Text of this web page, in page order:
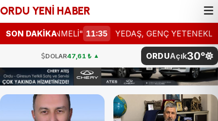
ORDU YENİ HABER
SON DAKİKA
11:35 YEDAŞ, GENÇ YETENEKLERİ ARIYOR
DOLAR47,61 ₺ ▲
EURO54,87 ₺ ▼
STERLİN64,12 ₺ ▼
G.ALTIN4.811,27 ₺
ORDUAçık30°